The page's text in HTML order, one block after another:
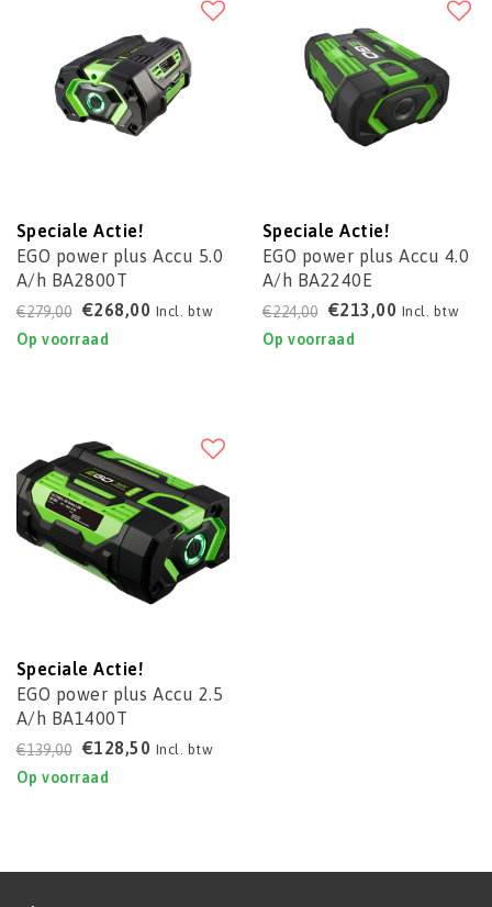
Speciale Actie!
EGO power plus Accu 5.0
A/h BA2800T
€279,00 €268,00 Incl. btw
Op voorraad
Speciale Actie!
EGO power plus Accu 4.0
A/h BA2240E
€224,00 €213,00 Incl. btw
Op voorraad
Speciale Actie!
EGO power plus Accu 2.5
A/h BA1400T
€139,00 €128,50 Incl. btw
Op voorraad